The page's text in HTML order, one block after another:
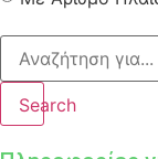
Search